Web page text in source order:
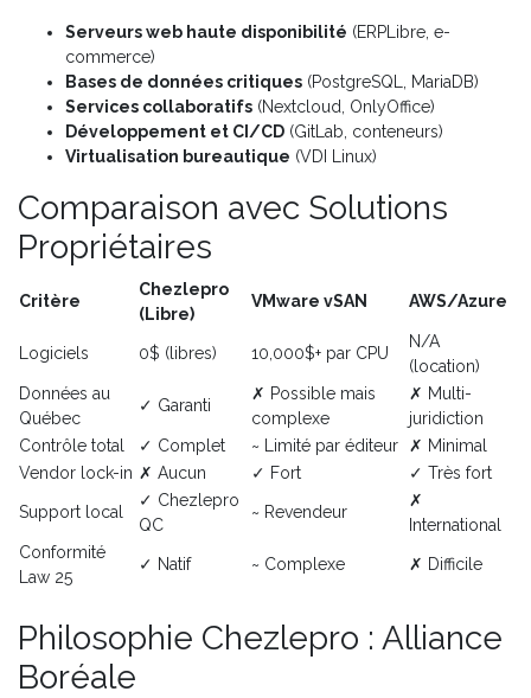
Serveurs web haute disponibilité (ERPLibre, e-
commerce)
Bases de données critiques (PostgreSQL, MariaDB)
Services collaboratifs (Nextcloud, OnlyOffice)
Développement et CI/CD (GitLab, conteneurs)
Virtualisation bureautique (VDI Linux)
Comparaison avec Solutions
Propriétaires
Critère
Chezlepro
(Libre)
VMware vSAN AWS/Azure
Logiciels 0$ (libres) 10,000$+ par CPU
N/A
(location)
Données au
Québec
✓ Garanti
✗ Possible mais
complexe
✗ Multi-
juridiction
Contrôle total
✓ Complet ~ Limité par éditeur
✗ Minimal
Vendor lock-in ✗ Aucun ✓ Fort ✓ Très fort
Support local
✓ Chezlepro
QC
~ Revendeur
✗
International
Conformité
Law 25
✓ Natif ~ Complexe ✗ Difficile
Philosophie Chezlepro : Alliance
Boréale